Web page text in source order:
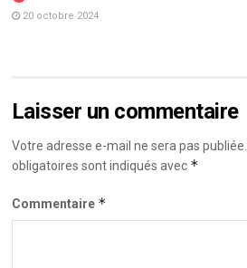
20 octobre 2024
Laisser un commentaire
Votre adresse e-mail ne sera pas publiée.
obligatoires sont indiqués avec *
Commentaire *